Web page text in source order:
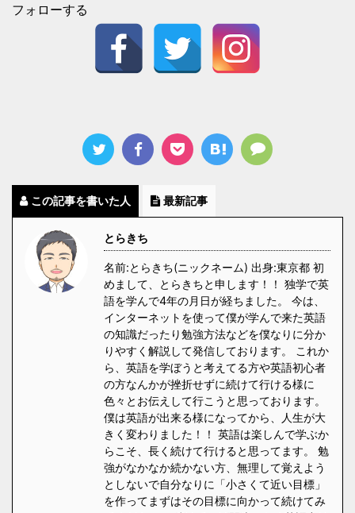
フォローする
この記事を書いた人 最新記事
とらきち
名前:とらきち(ニックネーム) 出身:東京都 初
めまして、とらきちと申します！！ 独学で英
語を学んで4年の月日が経ちました。 今は、
インターネットを使って僕が学んで来た英語
の知識だったり勉強方法などを僕なりに分か
りやすく解説して発信しております。 これか
ら、英語を学ぼうと考えてる方や英語初心者
の方なんかが挫折せずに続けて行ける様に
色々とお伝えして行こうと思っております。
僕は英語が出来る様になってから、人生が大
きく変わりました！！ 英語は楽しんで学ぶか
らこそ、長く続けて行けると思ってます。 勉
強がなかなか続かない方、無理して覚えよう
としないで自分なりに「小さくて近い目標」
を作ってまずはその目標に向かって続けてみ